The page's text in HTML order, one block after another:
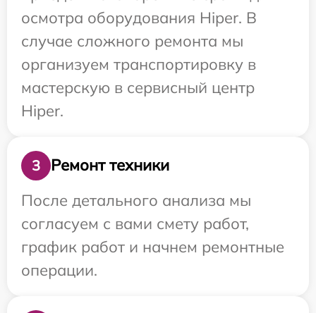
осмотра оборудования Hiper. В
случае сложного ремонта мы
организуем транспортировку в
мастерскую в сервисный центр
Hiper.
3
Ремонт техники
После детального анализа мы
согласуем с вами смету работ,
график работ и начнем ремонтные
операции.